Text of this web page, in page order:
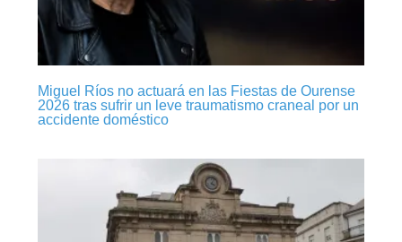
Miguel Ríos no actuará en las Fiestas de Ourense
2026 tras sufrir un leve traumatismo craneal por un
accidente doméstico